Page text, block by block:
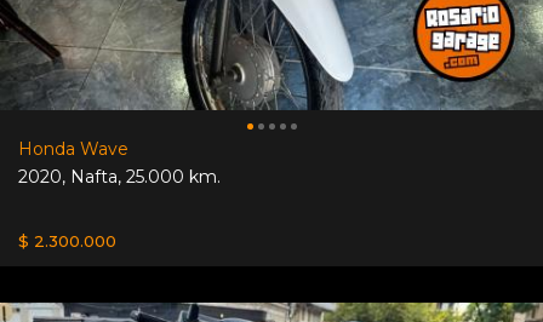
Honda Wave
2020, Nafta, 25.000 km.
$ 2.300.000